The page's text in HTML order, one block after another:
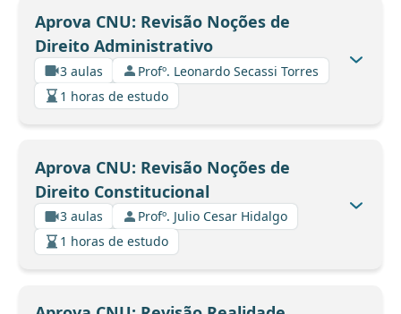
Aprova CNU: Revisão Noções de
Direito Administrativo
3 aulas
Profº. Leonardo Secassi Torres
1 horas de estudo
Aprova CNU: Revisão Noções de
Direito Constitucional
3 aulas
Profº. Julio Cesar Hidalgo
1 horas de estudo